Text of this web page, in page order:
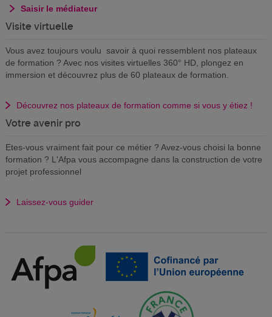
Saisir le médiateur
Visite virtuelle
Vous avez toujours voulu savoir à quoi ressemblent nos plateaux
de formation ? Avec nos visites virtuelles 360° HD, plongez en
immersion et découvrez plus de 60 plateaux de formation.
Découvrez nos plateaux de formation comme si vous y étiez !
Votre avenir pro
Etes-vous vraiment fait pour ce métier ? Avez-vous choisi la bonne
formation ? L'Afpa vous accompagne dans la construction de votre
projet professionnel
Laissez-vous guider